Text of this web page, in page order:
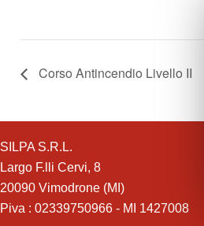
Corso Antincendio Livello II
SILPA S.R.L.
Largo F.lli Cervi, 8
20090 Vimodrone (MI)
Piva : 02339750966 - MI 1427008